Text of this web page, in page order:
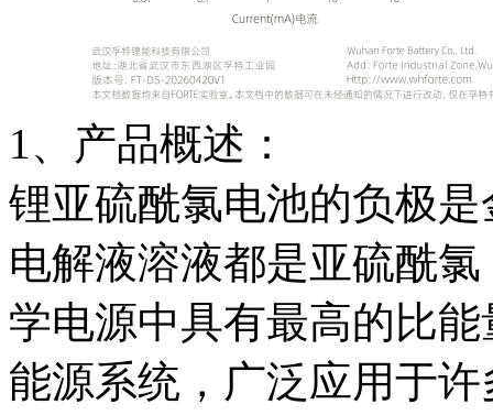
1、产品概述：
锂亚硫酰氯电池的负极
电解液溶液都是亚硫酰
学电源中具有最高的比
能源系统，广泛应用于